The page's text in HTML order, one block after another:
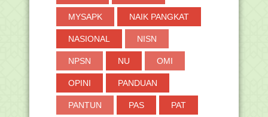
MYSAPK NAIK PANGKAT
NASIONAL NISN
NPSN NU OMI
OPINI PANDUAN
PANTUN PAS PAT